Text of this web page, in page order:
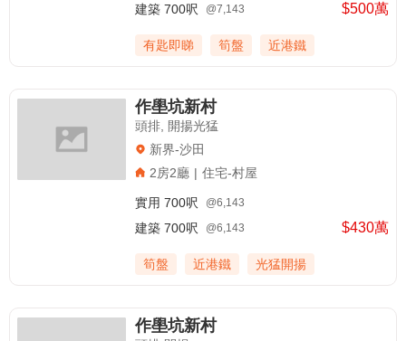
$500萬
建築 700呎 @7,143
有匙即睇 筍盤 近港鐵
作壆坑新村
頭排, 開揚光猛
新界-沙田
2房2廳 | 住宅-村屋
$430萬
實用 700呎 @6,143
建築 700呎 @6,143
筍盤 近港鐵 光猛開揚
作壆坑新村